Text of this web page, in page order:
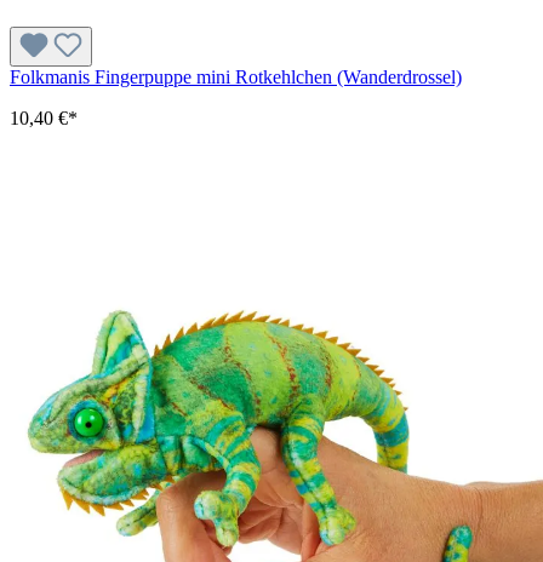
Folkmanis Fingerpuppe mini Rotkehlchen (Wanderdrossel)
10,40 €*